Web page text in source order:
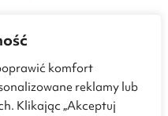
komfort
reklamy lub
Klikając „Akceptuj